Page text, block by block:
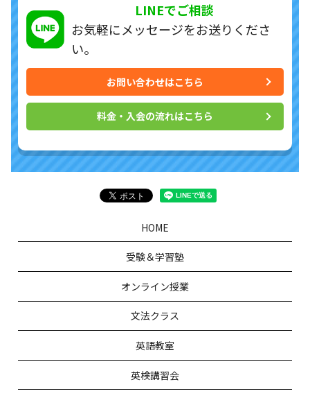
LINEでご相談
お気軽にメッセージをお送りくださ
い。
お問い合わせはこちら
料金・入会の流れはこちら
HOME
受験＆学習塾
オンライン授業
文法クラス
英語教室
英検講習会